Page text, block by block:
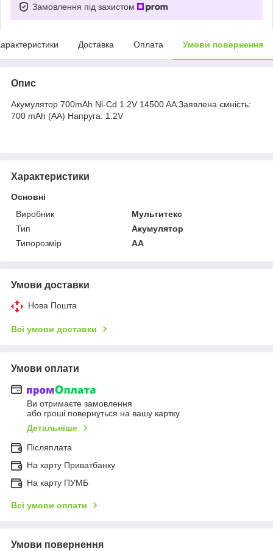
Замовлення під захистом
Доставка Оплата Умови повернення
Опис
Акумулятор 700mAh Ni-Cd 1.2V 14500 AA Заявлена ємність:
700 mAh (AA) Напруга: 1.2V
Характеристики
Основні
Виробник
Мультитекс
Тип
Акумулятор
Типорозмір
AA
Умови доставки
Нова Пошта
Всі умови доставки
Умови оплати
Ви отримаєте замовлення
або гроші повернуться на вашу картку
Детальніше
Післяплата
На карту Приватбанку
На карту ПУМБ
Всі умови оплати
Умови повернення